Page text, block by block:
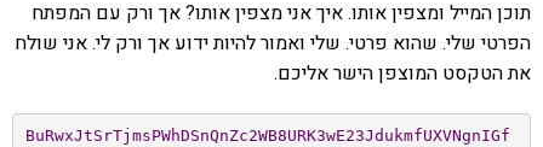
תוכן המייל ומצפין אותו. איך אני מצפין אותו? אך ורק עם המפתח
הפרטי שלי. שהוא פרטי. שלי ואמור להיות ידוע אך ורק לי. אני שולח
את הטקסט המוצפן הישר אליכם.
BuRwxJtSrTjmsPWhDSnQnZc2WB8URK3wE23JdukmfUXVNgnIGf